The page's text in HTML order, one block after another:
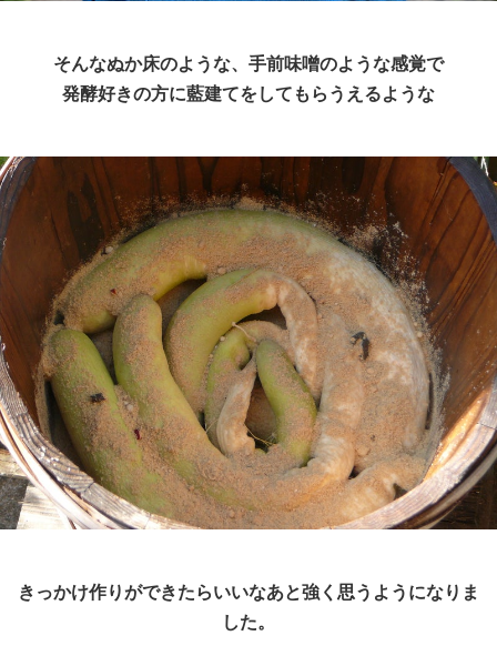
そんなぬか床のような、手前味噌のような感覚で
発酵好きの方に藍建てをしてもらうえるような
きっかけ作りができたらいいなあと強く思うようになりま
した。